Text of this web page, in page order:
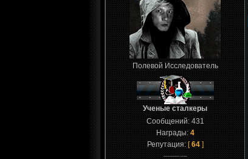
Полевой Исследователь
Ученые сталкеры
Сообщений: 431
Награды: 4
Репутация: [64]